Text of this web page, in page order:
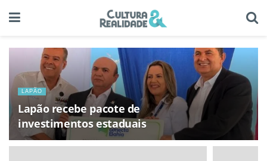
LAPÃO
Lapão recebe pacote de
investimentos estaduais